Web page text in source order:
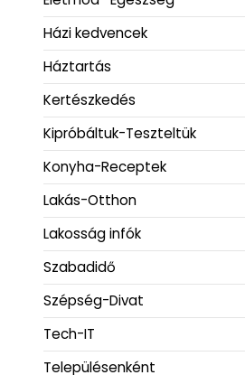
Házi kedvencek
Háztartás
Kertészkedés
Kipróbáltuk-Teszteltük
Konyha-Receptek
Lakás-Otthon
Lakosság infók
Szabadidő
Szépség-Divat
Tech-IT
Településenként